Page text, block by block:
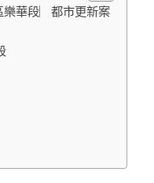
華段︳都市更新案